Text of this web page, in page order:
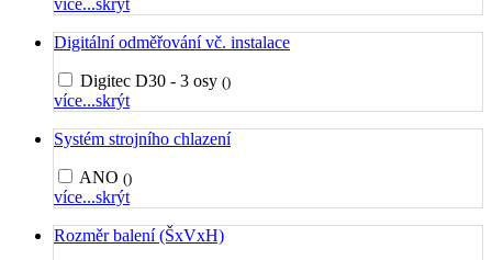
více...skrýt
Digitální odměřování vč. instalace
Digitec D30 - 3 osy ()
více...skrýt
Systém strojního chlazení
ANO ()
více...skrýt
Rozměr balení (ŠxVxH)